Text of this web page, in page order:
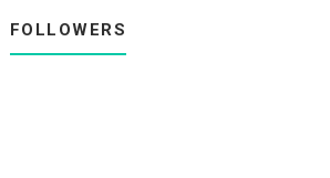
►September
▼August(17)
FOLLOWERS